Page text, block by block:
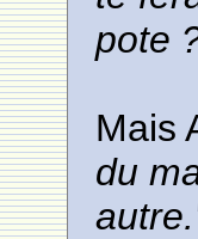
pote
Mais
du